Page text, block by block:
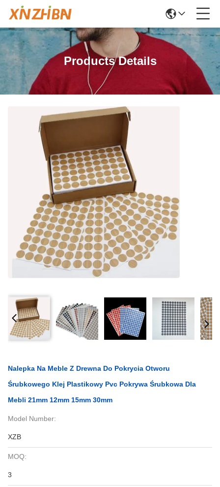
Products Details
Nalepka Na Meble Z Drewna Do Pokrycia Otworu
Śrubkowego Klej Plastikowy Pvc Pokrywa Śrubkowa Dla
Mebli 21mm 12mm 15mm 30mm
Model Number:
XZB
MOQ:
3